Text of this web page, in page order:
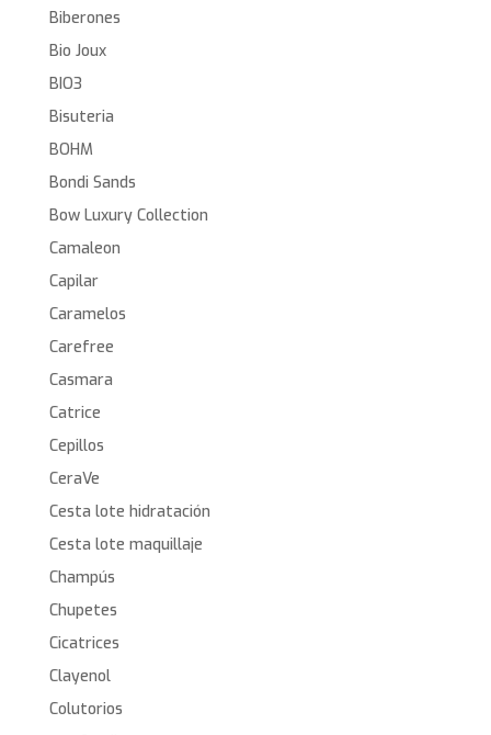
Biberones
Bio Joux
BIO3
Bisuteria
BOHM
Bondi Sands
Bow Luxury Collection
Camaleon
Capilar
Caramelos
Carefree
Casmara
Catrice
Cepillos
CeraVe
Cesta lote hidratación
Cesta lote maquillaje
Champús
Chupetes
Cicatrices
Clayenol
Colutorios